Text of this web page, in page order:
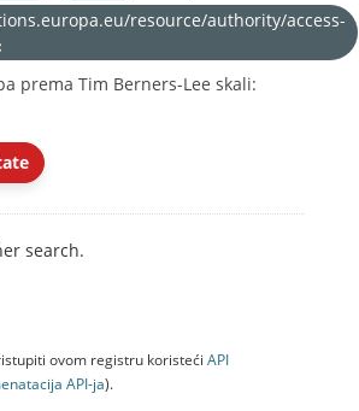
resource/authority/access-
prema Tim Berners-Lee skali:
search.
ovom registru koristeći API
API-jа).